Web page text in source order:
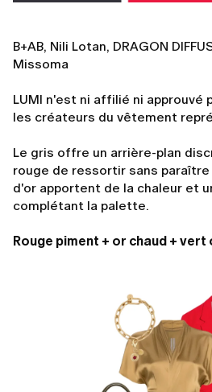
B+AB, Nili Lotan, DRAGON
Missoma
LUMI n'est ni affilié ni approuvé
les créateurs du vêtement
Le gris offre un arrière-plan
rouge de ressortir sans
d'or apportent de la chaleur et
complétant la palette.
Rouge piment + or chaud + vert